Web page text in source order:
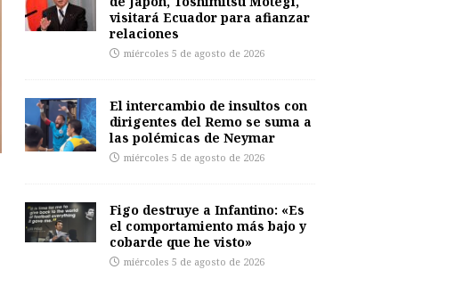
visitará Ecuador para afianzar
relaciones
miércoles 5 de agosto de 2026
El intercambio de insultos con
dirigentes del Remo se suma a
las polémicas de Neymar
miércoles 5 de agosto de 2026
Figo destruye a Infantino: «Es
el comportamiento más bajo y
cobarde que he visto»
miércoles 5 de agosto de 2026